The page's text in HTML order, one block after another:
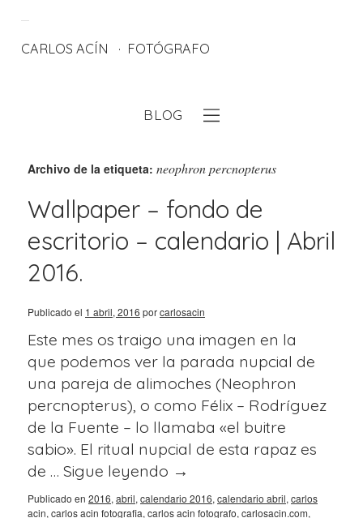
CARLOS ACÍN FOTÓGRAFO
BLOG
Archivo de la etiqueta: neophron percnopterus
Wallpaper – fondo de
escritorio – calendario | Abril
2016.
Publicado el 1 abril, 2016 porcarlosacin
Este mes os traigo una imagen en la
que podemos ver la parada nupcial de
una pareja de alimoches (Neophron
percnopterus), o como Félix – Rodríguez
de la Fuente – lo llamaba «el buitre
sabio». El ritual nupcial de esta rapaz es
de … Sigue leyendo →
Publicado en 2016, abril, calendario 2016, calendario abril, carlos
acin, carlos acin fotografia, carlos acin fotografo, carlosacin.com,